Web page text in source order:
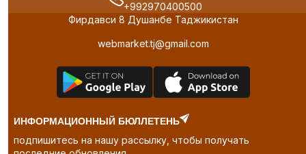
+992970400500
Фирдавси 8 Душанбе Таджикистан
webmarket.tj@gmail.com
ИНФОРМАЦИОННЫЙ БЮЛЛЕТЕНЬ
подпишитесь на нашу рассылку, чтобы получать